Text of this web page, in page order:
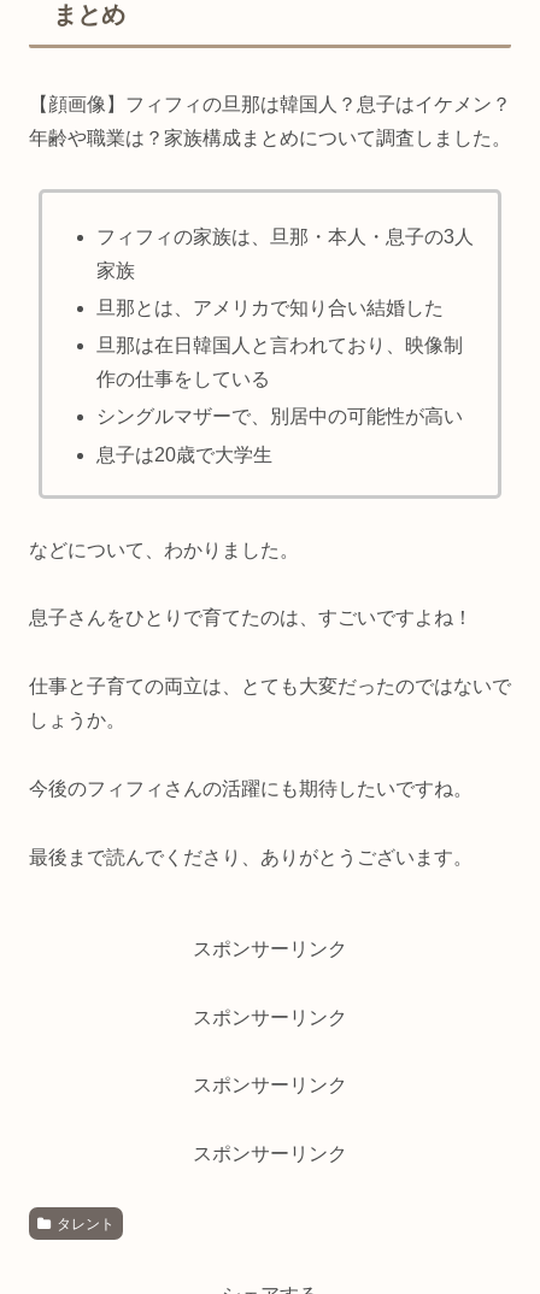
まとめ
【顔画像】フィフィの旦那は韓国人？息子はイケメン？
年齢や職業は？家族構成まとめについて調査しました。
フィフィの家族は、旦那・本人・息子の3人
家族
旦那とは、アメリカで知り合い結婚した
旦那は在日韓国人と言われており、映像制
作の仕事をしている
シングルマザーで、別居中の可能性が高い
息子は20歳で大学生
などについて、わかりました。
息子さんをひとりで育てたのは、すごいですよね！
仕事と子育ての両立は、とても大変だったのではないで
しょうか。
今後のフィフィさんの活躍にも期待したいですね。
最後まで読んでくださり、ありがとうございます。
スポンサーリンク
スポンサーリンク
スポンサーリンク
スポンサーリンク
タレント